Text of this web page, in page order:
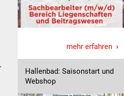
mehr erfahren
Hallenbad: Saisonstart und
Webshop